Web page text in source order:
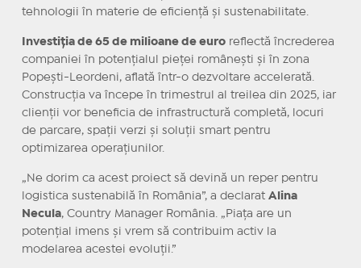
tehnologii în materie de eficiență și sustenabilitate.
Investiția de 65 de milioane de euroreflectă încrederea
companiei în potențialul pieței românești și în zona
Popești-Leordeni, aflată într-o dezvoltare accelerată.
Construcția va începe în trimestrul al treilea din 2025, iar
clienții vor beneficia de infrastructură completă, locuri
de parcare, spații verzi și soluții smart pentru
optimizarea operațiunilor.
„Ne dorim ca acest proiect să devină un reper pentru
logistica sustenabilă în România”, a declarat Alina
Necula, Country Manager România. „Piața are un
potențial imens și vrem să contribuim activ la
modelarea acestei evoluții.”